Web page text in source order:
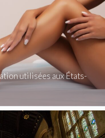
utilisées aux États-